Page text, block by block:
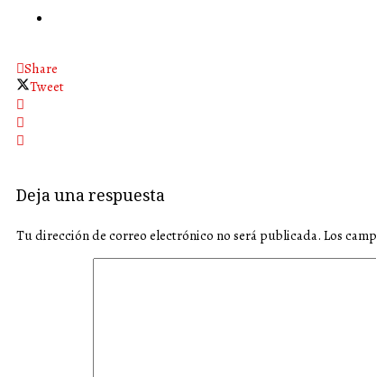
Share
Tweet
Deja una respuesta
Tu dirección de correo electrónico no será publicada. Los